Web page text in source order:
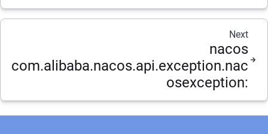
Next
nacos
com.alibaba.nacos.api.exception.nac
osexception: